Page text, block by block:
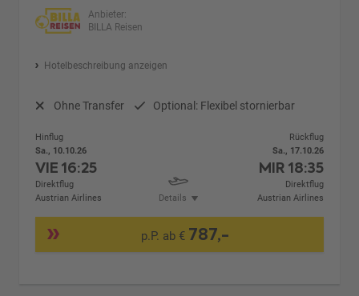
Anbieter:
BILLA Reisen
Hotelbeschreibung anzeigen
Ohne Transfer Optional: Flexibel stornierbar
Hinflug
Sa., 10.10.26
VIE16:25
Direktflug
Austrian Airlines
Details
Rückflug
Sa., 17.10.26
MIR 18:35
Direktflug
Austrian Airlines
p.P. ab € 787,-